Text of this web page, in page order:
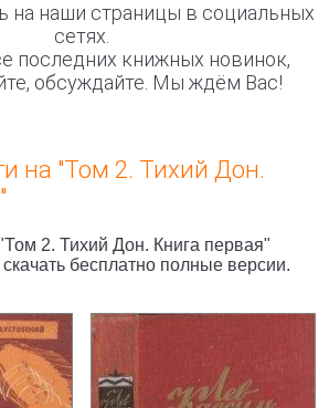
на наши страницы в социальных
сетях.
последних книжных новинок,
обсуждайте. Мы ждём Вас!
на "Том 2. Тихий Дон.
2. Тихий Дон. Книга первая"
бесплатно полные версии.